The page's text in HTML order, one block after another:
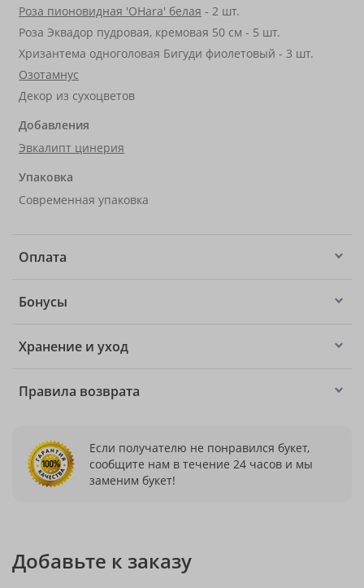
Роза пионовидная 'OHara' белая - 2 шт.
Роза Эквадор пудровая, кремовая 50 см - 5 шт.
Хризантема одноголовая Бигуди фиолетовый - 3 шт.
Озотамнус
Декор из сухоцветов
Добавления
Эвкалипт цинерия
Упаковка
Современная упаковка
Оплата
Бонусы
Хранение и уход
Правила возврата
Если получателю не понравился букет,
сообщите нам в течение 24 часов и мы
заменим букет!
Добавьте к заказу